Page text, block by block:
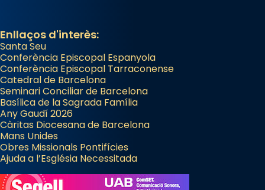
Enllaços d'interès:
Santa Seu
Conferència Episcopal Espanyola
Conferència Episcopal Tarraconense
Catedral de Barcelona
Seminari Conciliar de Barcelona
Basílica de la Sagrada Família
Any Gaudí 2026
Càritas Diocesana de Barcelona
Mans Unides
Obres Missionals Pontifícies
Ajuda a l’Església Necessitada